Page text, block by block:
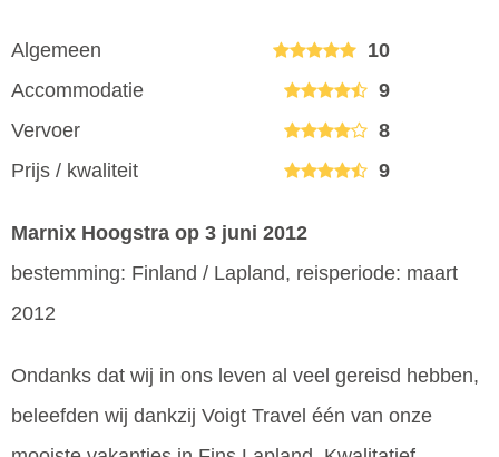
Algemeen
10
Accommodatie
9
Vervoer
8
Prijs / kwaliteit
9
Marnix Hoogstra op 3 juni 2012
bestemming: Finland / Lapland, reisperiode: maart
2012
Ondanks dat wij in ons leven al veel gereisd hebben,
beleefden wij dankzij Voigt Travel één van onze